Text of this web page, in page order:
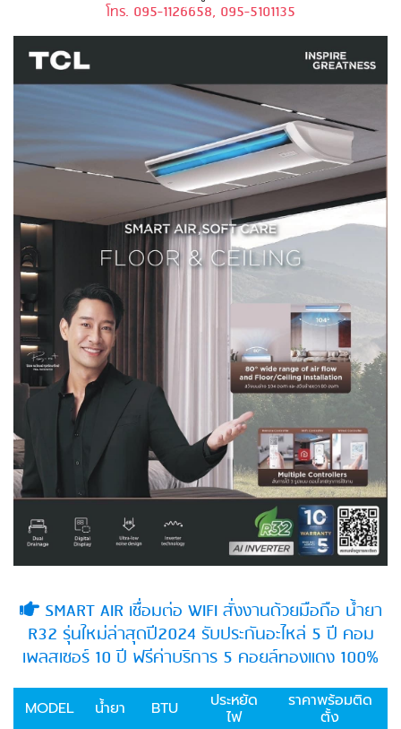
โทร. 095-1126658, 095-5101135
SMART AIR เชื่อมต่อ WIFI สั่งงานด้วยมือถือ น้ำยา
R32 รุ่นใหม่ล่าสุดปี2024 รับประกันอะไหล่ 5 ปี คอม
เพลสเซอร์ 10 ปี ฟรีค่าบริการ 5 คอยล์ทองแดง 100%
MODEL น้ำยา BTU ประหยัด
ไฟ
ราคาพร้อมติด
ตั้ง